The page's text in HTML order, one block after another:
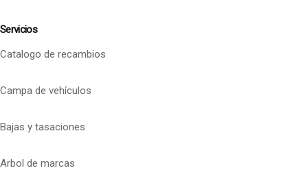
Servicios
Catalogo de recambios
Campa de vehículos
Bajas y tasaciones
Arbol de marcas